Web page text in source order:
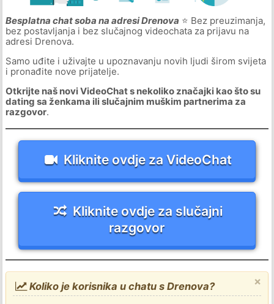
Besplatna chat soba na adresi Drenova ⭐ Bez preuzimanja,
bez postavljanja i bez slučajnog videochata za prijavu na
adresi Drenova.
Samo uđite i uživajte u upoznavanju novih ljudi širom svijeta
i pronađite nove prijatelje.
Otkrijte naš novi VideoChat s nekoliko značajki kao što su
dating sa ženkama ili slučajnim muškim partnerima za
razgovor.
Kliknite ovdje za VideoChat
Kliknite ovdje za slučajni
razgovor
×
Koliko je korisnika u chatu s Drenova?